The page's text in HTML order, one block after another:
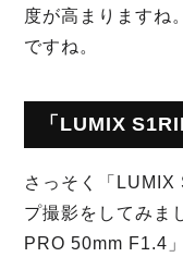
度が高まりますね
ですね。
「LUMIX
さっそく「LUMIX
プ撮影をしてみま
PRO 50mm F1.4